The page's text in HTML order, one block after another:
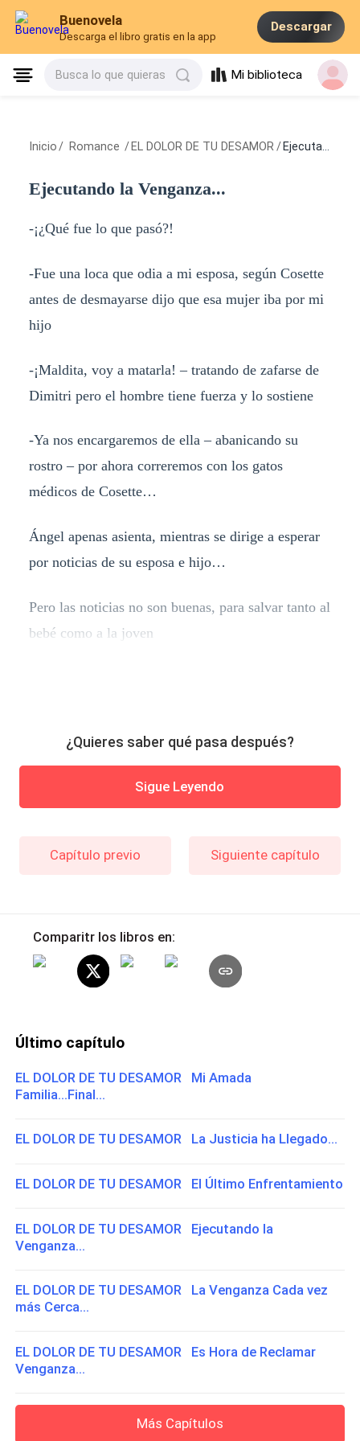
Buenovela
Descarga el libro gratis en la app
Descargar
Busca lo que quieras Mi biblioteca
Inicio / Romance / EL DOLOR DE TU DESAMOR / Ejecutando la Venganza...
Ejecutando la Venganza...
-¡¿Qué fue lo que pasó?!
-Fue una loca que odia a mi esposa, según Cosette
antes de desmayarse dijo que esa mujer iba por mi
hijo
-¡Maldita, voy a matarla! – tratando de zafarse de
Dimitri pero el hombre tiene fuerza y lo sostiene
-Ya nos encargaremos de ella – abanicando su
rostro – por ahora correremos con los gatos
médicos de Cosette…
Ángel apenas asienta, mientras se dirige a esperar
por noticias de su esposa e hijo…
Pero las noticias no son buenas, para salvar tanto al
bebé como a la joven
¿Quieres saber qué pasa después?
Sigue Leyendo
Capítulo previo Siguiente capítulo
Comparitr los libros en:
Último capítulo
EL DOLOR DE TU DESAMOR Mi Amada
Familia...Final...
EL DOLOR DE TU DESAMOR La Justicia ha Llegado...
EL DOLOR DE TU DESAMOR El Último Enfrentamiento
EL DOLOR DE TU DESAMOR Ejecutando la
Venganza...
EL DOLOR DE TU DESAMOR La Venganza Cada vez
más Cerca...
EL DOLOR DE TU DESAMOR Es Hora de Reclamar
Venganza...
Más Capítulos